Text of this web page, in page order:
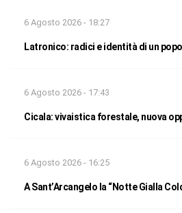
6 Agosto 2026 - 18:27
Latronico: radici e identità di un
6 Agosto 2026 - 17:43
Cicala: vivaistica forestale, nuova
6 Agosto 2026 - 16:25
A Sant’Arcangelo la “Notte Gialla